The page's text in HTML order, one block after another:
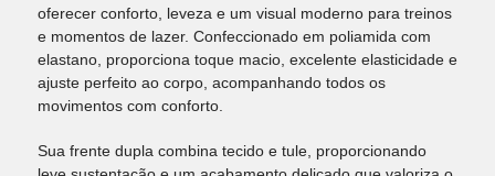
oferecer conforto, leveza e um visual moderno para treinos
e momentos de lazer. Confeccionado em poliamida com
elastano, proporciona toque macio, excelente elasticidade e
ajuste perfeito ao corpo, acompanhando todos os
movimentos com conforto.
Sua frente dupla combina tecido e tule, proporcionando